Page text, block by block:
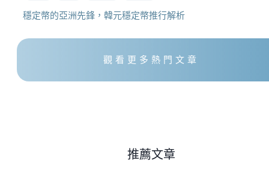
穩定幣的亞洲先鋒，韓元穩定幣推行解析
觀看更多熱門文章
推薦文章